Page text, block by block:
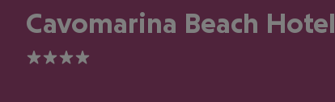
Cavomarina Beach Hotel
4